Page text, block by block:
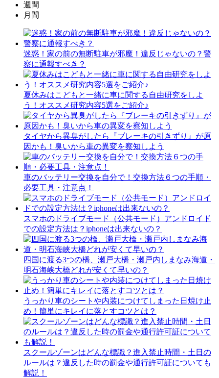
週間
月間
迷惑！家の前の無断駐車が邪魔！違反じゃないの？警
察に通報すべき？
夏休みはこどもと一緒に車に関する自由研究をしよ
う！オススメ研究内容5選をご紹介♪
タイヤから異臭がしたら『ブレーキの引きずり』が原
因かも！臭いから車の異変を察知しよう
車のバッテリー交換を自分で！交換方法６つの手順・
必要工具・注意点！
スマホのドライブモード（公共モード）アンドロイド
での設定方法は？iphoneは出来ないの？
四国に渡る3つの橋、瀬戸大橋・瀬戸内しまなみ海道・
明石海峡大橋どれが安くて早いの？
うっかり車のシートや内装につけてしまった日焼け止
め！簡単にキレイに落とすコツとは？
スクールゾーンはどんな標識？進入禁止時間・土日の
ルールは？違反した時の罰金や通行許可証についても
解説！